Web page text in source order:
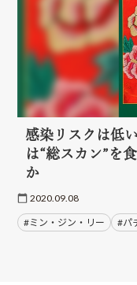
感染リスクは低
は“総スカン”を
か
2020.09.08
#ミン・ジン・リー #パ